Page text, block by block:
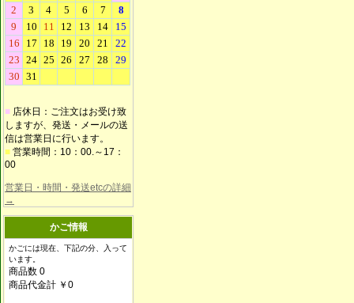
■ 店休日：ご注文はお受け致
しますが、発送・メールの送
信は営業日に行います。
■ 営業時間：10：00.～17：
00
営業日・時間・発送etcの詳細
→
かご情報
かごには現在、下記の分、入って
います。
商品数 0
商品代金計 ￥0